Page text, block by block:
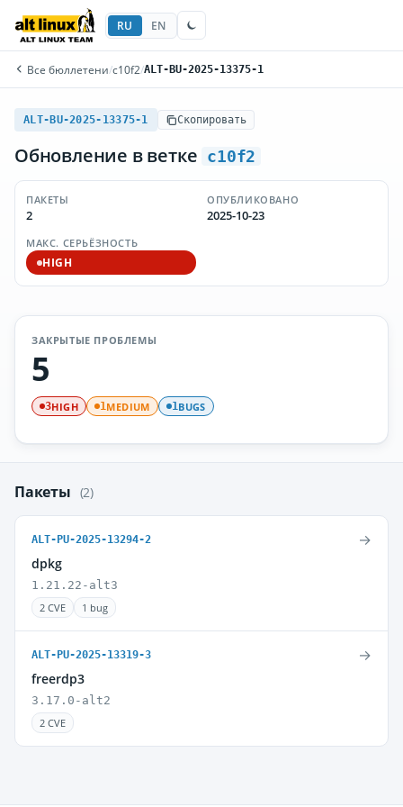
RU EN
Все бюллетени/c10f2/ALT-BU-2025-13375-1
ALT-BU-2025-13375-1 Скопировать
Обновление в ветке c10f2
ПАКЕТЫ
2
ОПУБЛИКОВАНО
2025-10-23
МАКС. СЕРЬЁЗНОСТЬ
HIGH
ЗАКРЫТЫЕ ПРОБЛЕМЫ
5
3HIGH 1MEDIUM 1BUGS
Пакеты (2)
ALT-PU-2025-13294-2
dpkg
1.21.22-alt3
2 CVE
1 bug
→
ALT-PU-2025-13319-3
freerdp3
3.17.0-alt2
2 CVE
→